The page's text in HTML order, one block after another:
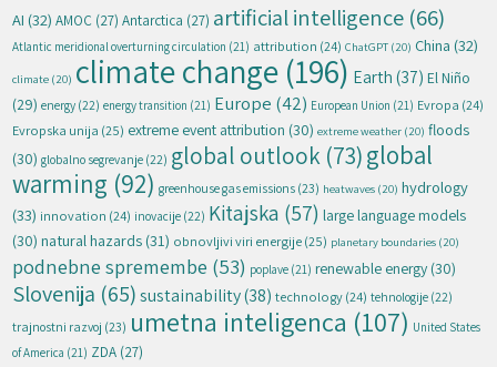
AI (32) AMOC (27) Antarctica (27) artificial intelligence (66)
Atlantic meridional overturning circulation (21) attribution (24) ChatGPT (20) China (32)
climate (20) climate change (196) Earth (37) El Niño
(29) energy (22) energy transition (21) Europe (42) European Union (21) Evropa (24)
Evropska unija (25) extreme event attribution (30) extreme weather (20) floods
(30) globalno segrevanje (22) global outlook (73)global
warming (92) greenhouse gas emissions (23) heatwaves (20) hydrology
(33) innovation (24) inovacije (22) Kitajska (57) large language models
(30) natural hazards (31) obnovljivi viri energije(25) planetary boundaries (20)
podnebne spremembe (53) poplave (21) renewable energy (30)
Slovenija (65) sustainability(38) technology(24) tehnologije (22)
trajnostni razvoj (23) umetna inteligenca (107) United States
of America (21) ZDA (27)